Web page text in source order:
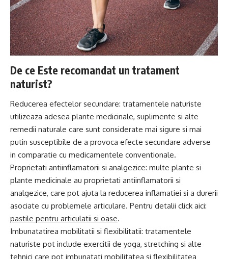
De ce Este recomandat un tratament
naturist?
Reducerea efectelor secundare: tratamentele naturiste
utilizeaza adesea plante medicinale, suplimente si alte
remedii naturale care sunt considerate mai sigure si mai
putin susceptibile de a provoca efecte secundare adverse
in comparatie cu medicamentele conventionale.
Proprietati antiinflamatorii si analgezice: multe plante si
plante medicinale au proprietati antiinflamatorii si
analgezice, care pot ajuta la reducerea inflamatiei si a durerii
asociate cu problemele articulare. Pentru detalii click aici:
pastile pentru articulatii si oase.
Imbunatatirea mobilitatii si flexibilitatii: tratamentele
naturiste pot include exercitii de yoga, stretching si alte
tehnici care pot imbunatati mobilitatea si flexibilitatea